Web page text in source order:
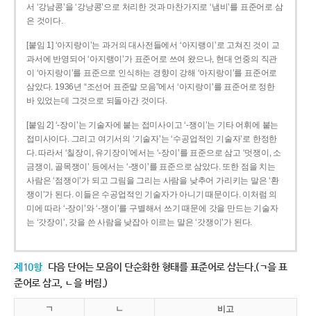
서 ‘강남콩’을 ‘강낭콩’으로 처리한 것과 마찬가지로 ‘냄비’를 표준어로 삼
은 것이다.
[붙임 1] ‘아지랑이’는 과거의 대사전들에서 ‘아지랭이’로 고쳐진 것이 교
과서에 반영되어 ‘아지랭이’가 표준어로 쓰여 왔으나, 현대 언중의 직관
이 ‘아지랑이’를 표준으로 인식하는 경향이 강해 ‘아지랑이’를 표준어로
삼았다. 1936년 “조선어 표준말 모음”에서 ‘아지랑이’를 표준어로 정한
바 있었는데 그것으로 되돌아간 것이다.
[붙임 2] ‘-장이’는 기술자에 붙는 접미사이고 ‘-쟁이’는 기타 어휘에 붙는
접미사이다. 그리고 여기서의 ‘기술자’는 ‘수공업적인 기술자’로 한정한
다. 따라서 ‘칠장이, 유기장이’에서는 ‘-장이’를 표준으로 삼고 ‘멋쟁이, 소
금쟁이, 골목쟁이’ 등에서는 ‘-쟁이’를 표준으로 삼았다. 또한 점을 치는
사람은 ‘점쟁이’가 되고 그림을 그리는 사람을 낮추어 가리키는 말은 ‘환
쟁이’가 된다. 이들은 수공업적인 기술자가 아니기 때문이다. 이처럼 의
미에 따라 ‘-장이’와 ‘-쟁이’를 구별해서 쓰기 때문에 갓을 만드는 기술자
는 ‘갓장이’, 갓을 쓴 사람을 낮잡아 이르는 말은 ‘갓쟁이’가 된다.
제10항 다음 단어는 모음이 단순화한 형태를 표준어로 삼는다.(ㄱ을 표
준어로 삼고, ㄴ을 버림.)
ㄱ ㄴ 비고